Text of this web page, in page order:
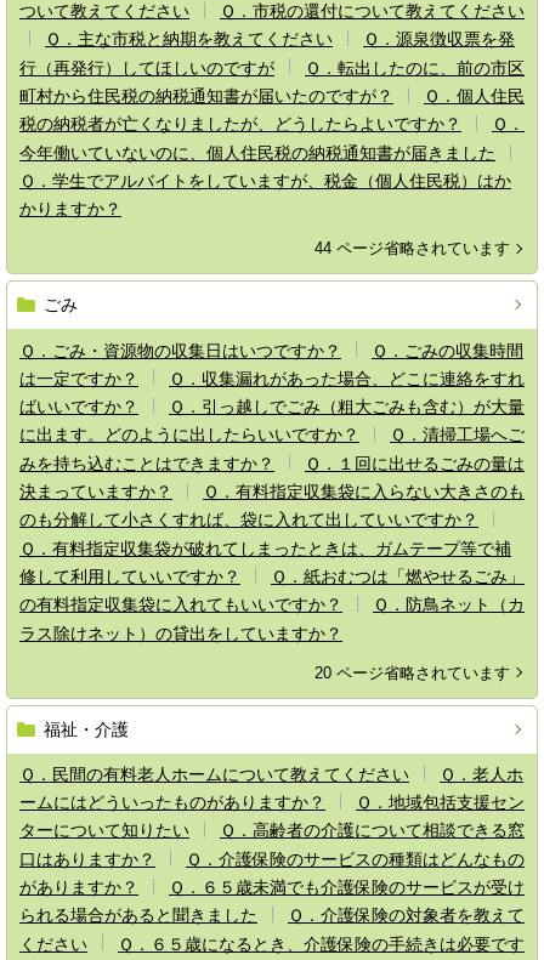
ついて教えてください
Ｑ．市税の還付について教えてください
Ｑ．主な市税と納期を教えてください
Ｑ．源泉徴収票を発
行（再発行）してほしいのですが
Ｑ．転出したのに、前の市区
町村から住民税の納税通知書が届いたのですが？
Ｑ．個人住民
税の納税者が亡くなりましたが、どうしたらよいですか？
Ｑ．
今年働いていないのに、個人住民税の納税通知書が届きました
Ｑ．学生でアルバイトをしていますが、税金（個人住民税）はか
かりますか？
44 ページ省略されています
ごみ
Ｑ．ごみ・資源物の収集日はいつですか？
Ｑ．ごみの収集時間
は一定ですか？
Ｑ．収集漏れがあった場合、どこに連絡をすれ
ばいいですか？
Ｑ．引っ越しでごみ（粗大ごみも含む）が大量
に出ます。どのように出したらいいですか？
Ｑ．清掃工場へご
みを持ち込むことはできますか？
Ｑ．１回に出せるごみの量は
決まっていますか？
Ｑ．有料指定収集袋に入らない大きさのも
のも分解して小さくすれば、袋に入れて出していいですか？
Ｑ．有料指定収集袋が破れてしまったときは、ガムテープ等で補
修して利用していいですか？
Ｑ．紙おむつは「燃やせるごみ」
の有料指定収集袋に入れてもいいですか？
Ｑ．防鳥ネット（カ
ラス除けネット）の貸出をしていますか？
20 ページ省略されています
福祉・介護
Ｑ．民間の有料老人ホームについて教えてください
Ｑ．老人ホ
ームにはどういったものがありますか？
Ｑ．地域包括支援セン
ターについて知りたい
Ｑ．高齢者の介護について相談できる窓
口はありますか？
Ｑ．介護保険のサービスの種類はどんなもの
がありますか？
Ｑ．６５歳未満でも介護保険のサービスが受け
られる場合があると聞きました
Ｑ．介護保険の対象者を教えて
ください
Ｑ．６５歳になるとき、介護保険の手続きは必要です